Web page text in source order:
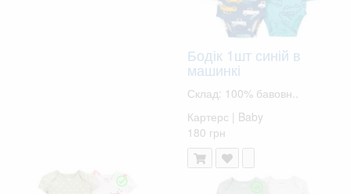
Бодік 1шт синій в
машинкі
Склад: 100% бавовн..
Картерс | Baby
180 грн